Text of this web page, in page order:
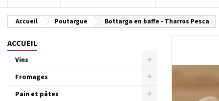
Accueil Poutargue Bottarga en baffe - Tharros Pesca
ACCUEIL
Vins
Fromages
Pain et pâtes